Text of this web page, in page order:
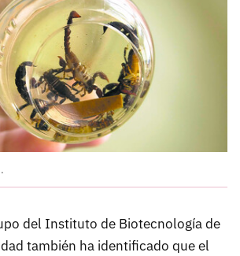
del Instituto de Biotecnología de
también ha identificado que el